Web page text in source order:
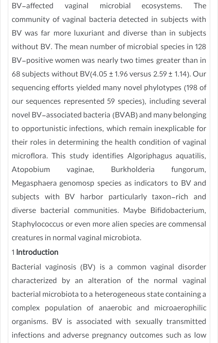
BV-affected vaginal microbial ecosystems. The
community of vaginal bacteria detected in subjects with
BV was far more luxuriant and diverse than in subjects
without BV. The mean number of microbial species in 128
BV-positive women was nearly two times greater than in
68 subjects without BV(4.05 ± 1.96 versus 2.59 ± 1.14). Our
sequencing efforts yielded many novel phylotypes (198 of
our sequences represented 59 species), including several
novel BV-associated bacteria (BVAB) and many belonging
to opportunistic infections, which remain inexplicable for
their roles in determining the health condition of vaginal
microflora. This study identifies Algoriphagus aquatilis,
Atopobium vaginae, Burkholderia fungorum,
Megasphaera genomosp species as indicators to BV and
subjects with BV harbor particularly taxon-rich and
diverse bacterial communities. Maybe Bifidobacterium,
Staphylococcus or even more alien species are commensal
creatures in normal vaginal microbiota.
1 Introduction
Bacterial vaginosis (BV) is a common vaginal disorder
characterized by an alteration of the normal vaginal
bacterial microbiota to a heterogeneous state containing a
complex population of anaerobic and microaerophilic
organisms. BV is associated with sexually transmitted
infections and adverse pregnancy outcomes such as low